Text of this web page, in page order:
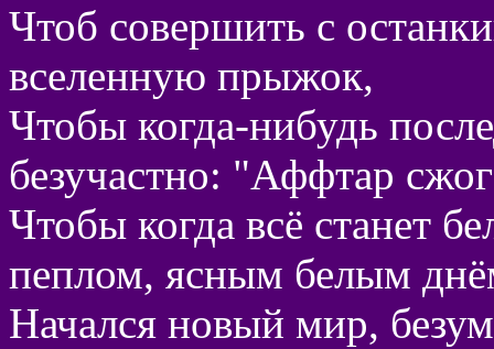
Чтоб совершить с
вселенную прыжок,
Чтобы когда-нибудь
безучастно: "Аффтар
Чтобы когда всё станет
пеплом, ясным белым
Начался новый мир,